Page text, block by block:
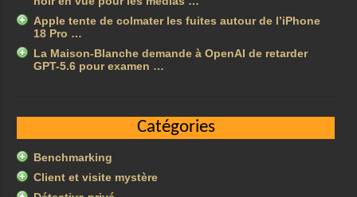
Apple tente de colmater les fuites autour de l’iPhone
18 Pro …
La Maison-Blanche demande à OpenAI de retarder
GPT-5.6 pour examen …
Catégories
Benchmarking
Client et visite mystère